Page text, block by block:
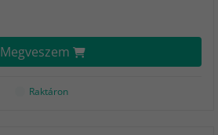
Megveszem
Raktáron